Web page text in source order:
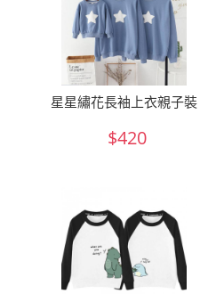
星星繡花長袖上衣親子裝
$420